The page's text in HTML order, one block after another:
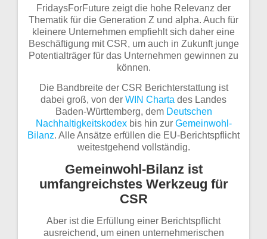
FridaysForFuture zeigt die hohe Relevanz der
Thematik für die Generation Z und alpha. Auch für
kleinere Unternehmen empfiehlt sich daher eine
Beschäftigung mit CSR, um auch in Zukunft junge
Potentialträger für das Unternehmen gewinnen zu
können.
Die Bandbreite der CSR Berichterstattung ist
dabei groß, von der WIN Charta des Landes
Baden-Württemberg, dem Deutschen
Nachhaltigkeitskodexbis hin zur Gemeinwohl-
Bilanz. Alle Ansätze erfüllen die EU-Berichtspflicht
weitestgehend vollständig.
Gemeinwohl-Bilanz ist
umfangreichstes Werkzeug für
CSR
Aber ist die Erfüllung einer Berichtspflicht
ausreichend, um einen unternehmerischen